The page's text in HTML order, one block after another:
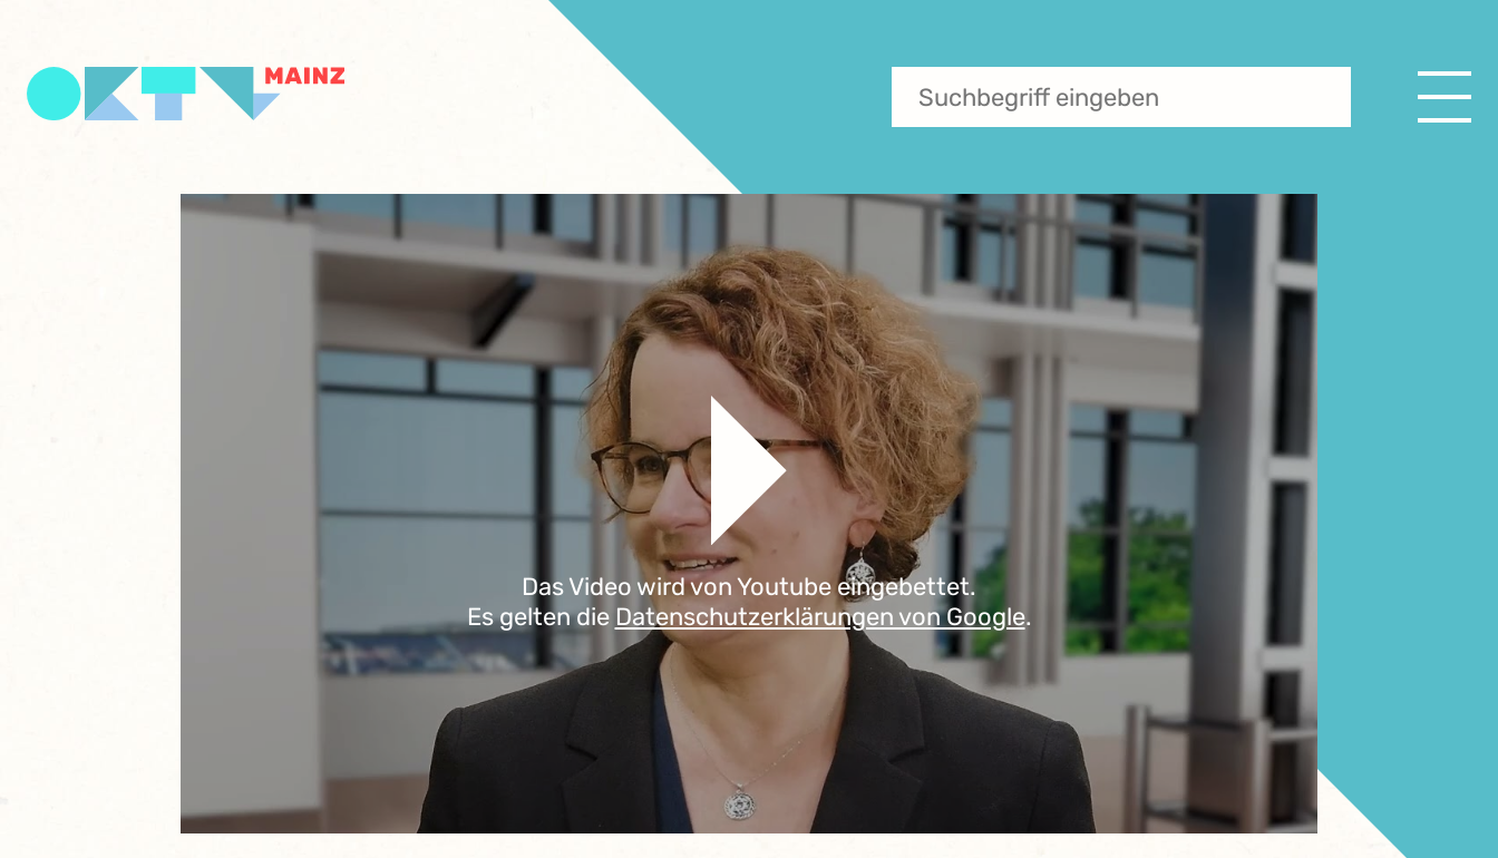
Das Video wird von Youtube eingebettet.
Es gelten die Datenschutzerklärungen von Google.